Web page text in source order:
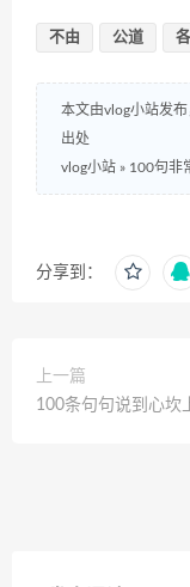
不由 公道
本文由vlog小站发
出处
vlog小站 » 100句非
分享到：
上一篇
100条句句说到心坎